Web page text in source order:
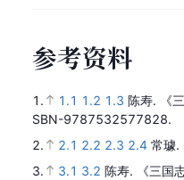
参考资料
1. 1.1 1.2 1.3 陈寿.
《
SBN-9787532577828.
2.
2.1 2.2 2.3 2.4 常璩.
3.
3.1 3.2 陈寿.
《三国